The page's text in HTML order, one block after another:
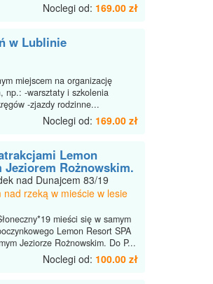
Noclegi od: 169.00 zł
w Lublinie
miejscem na organizację
np.: -warsztaty i szkolenia
-zjazdy rodzinne...
Noclegi od: 169.00 zł
Lemon
Jeziorem Rożnowskim.
nad Dunajcem 83/19
rzeką w mieście w lesie
mieści się w samym
Lemon Resort SPA
Jeziorze Rożnowskim. Do P...
Noclegi od: 100.00 zł